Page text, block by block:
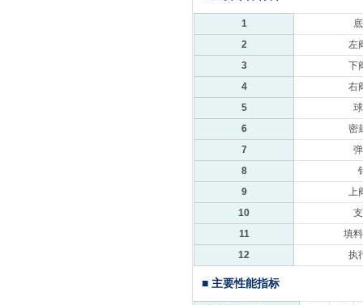
1
2
左
3
下
4
右
5
6
密
7
8
9
上
10
11
填
12
执
■ 主要性能指标